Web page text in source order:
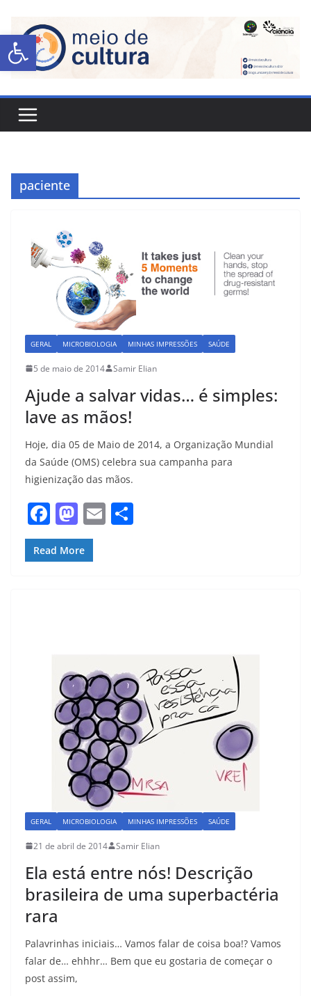
Abrir a barra de ferramentas
paciente
GERAL MICROBIOLOGIA MINHAS IMPRESSÕES SAÚDE
5 de maio de 2014 Samir Elian
Ajude a salvar vidas… é simples:
lave as mãos!
Hoje, dia 05 de Maio de 2014, a Organização Mundial
da Saúde (OMS) celebra sua campanha para
higienização das mãos.
F
a
c
M
a
st
E
Read More
GERAL MICROBIOLOGIA MINHAS IMPRESSÕES SAÚDE
21 de abril de 2014 Samir Elian
Ela está entre nós! Descrição
brasileira de uma superbactéria
rara
Palavrinhas iniciais… Vamos falar de coisa boa!? Vamos
falar de… ehhhr… Bem que eu gostaria de começar o
post assim,